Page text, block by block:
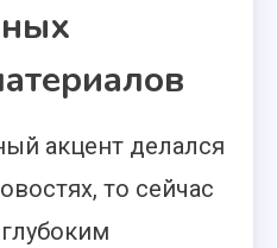
акцент делался
то сейчас